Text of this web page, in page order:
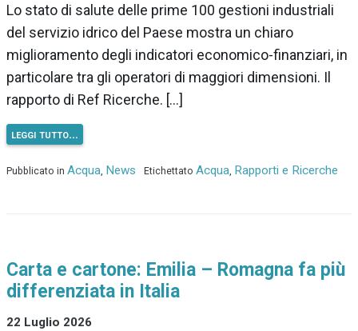
Lo stato di salute delle prime 100 gestioni industriali
del servizio idrico del Paese mostra un chiaro
miglioramento degli indicatori economico-finanziari, in
particolare tra gli operatori di maggiori dimensioni. Il
rapporto di Ref Ricerche. […]
leggi tutto…
Pubblicato in Acqua, News Etichettato Acqua, Rapporti e Ricerche
Carta e cartone: Emilia – Romagna fa più
differenziata in Italia
22 Luglio 2026